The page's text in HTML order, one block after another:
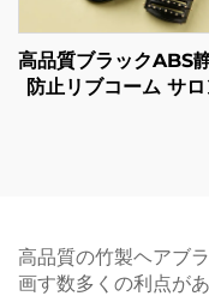
高品質ブラックABS
防止リブコーム サロ
高品質の竹製ヘアブ
画す数多くの利点が